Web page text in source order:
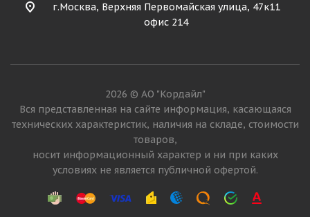
г.Москва, Верхняя Первомайская улица, 47к11
офис 214
2026 © АО "Кордайл"
Вся представленная на сайте информация, касающаяся
технических характеристик, наличия на складе, стоимости
товаров,
носит информационный характер и ни при каких
условиях не является публичной офертой.